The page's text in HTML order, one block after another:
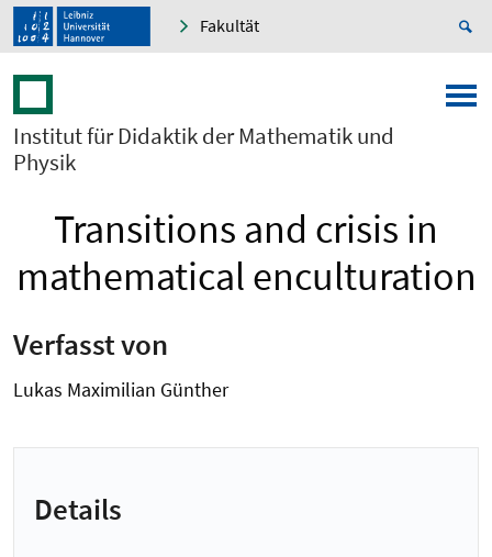
Fakultät
Institut für Didaktik der Mathematik und
Physik
Transitions and crisis in
mathematical enculturation
Verfasst von
Lukas Maximilian Günther
Details